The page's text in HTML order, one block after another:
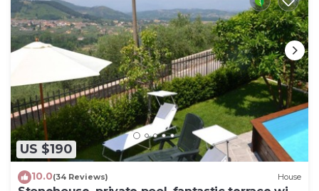
US $190
10.0(34 Reviews) House